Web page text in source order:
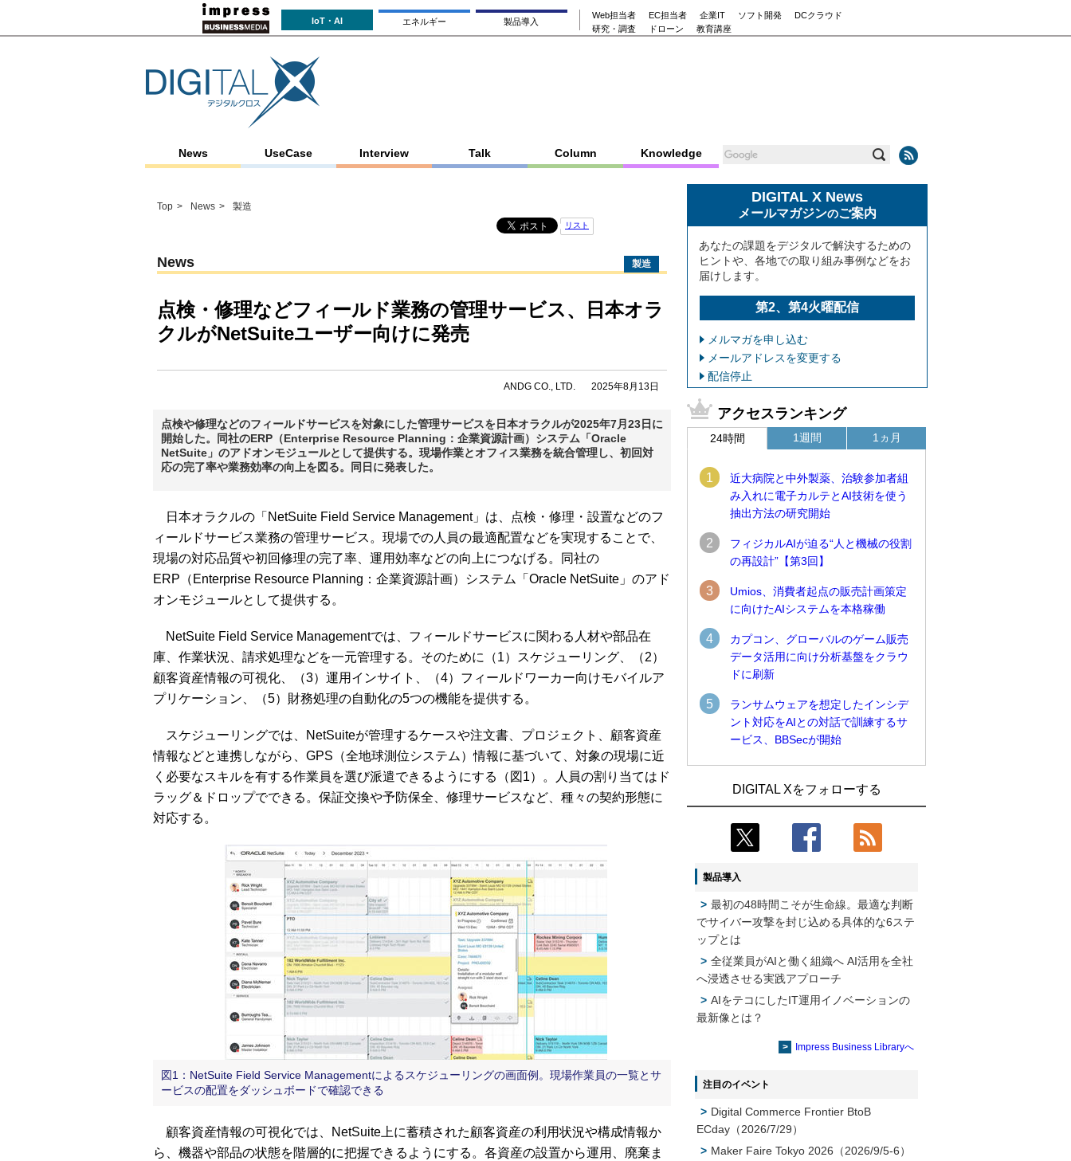
IoT・AI エネルギー 製品導入
Web担当者 EC担当者 企業IT ソフト開発
DCクラウド
研究・調査
ドローン 教育講座
News UseCase Interview Talk Column Knowledge
Top News 製造
リスト
News 製造
点検・修理などフィールド業務の管理サービス、日本オラ
クルがNetSuiteユーザー向けに発売
ANDG CO., LTD. 2025年8月13日
点検や修理などのフィールドサービスを対象にした管理サービスを日本オラクルが2025年7月23日に
開始した。同社のERP（Enterprise Resource Planning：企業資源計画）システム「Oracle
NetSuite」のアドオンモジュールとして提供する。現場作業とオフィス業務を統合管理し、初回対
応の完了率や業務効率の向上を図る。同日に発表した。
日本オラクルの「NetSuite Field Service Management」は、点検・修理・設置などのフ
ィールドサービス業務の管理サービス。現場での人員の最適配置などを実現することで、
現場の対応品質や初回修理の完了率、運用効率などの向上につなげる。同社の
ERP（Enterprise Resource Planning：企業資源計画）システム「Oracle NetSuite」のアド
オンモジュールとして提供する。
NetSuite Field Service Managementでは、フィールドサービスに関わる人材や部品在
庫、作業状況、請求処理などを一元管理する。そのために（1）スケジューリング、（2）
顧客資産情報の可視化、（3）運用インサイト、（4）フィールドワーカー向けモバイルア
プリケーション、（5）財務処理の自動化の5つの機能を提供する。
スケジューリングでは、NetSuiteが管理するケースや注文書、プロジェクト、顧客資産
情報などと連携しながら、GPS（全地球測位システム）情報に基づいて、対象の現場に近
く必要なスキルを有する作業員を選び派遣できるようにする（図1）。人員の割り当てはド
ラッグ＆ドロップでできる。保証交換や予防保全、修理サービスなど、種々の契約形態に
対応する。
図1：NetSuite Field Service Managementによるスケジューリングの画面例。現場作業員の一覧とサ
ービスの配置をダッシュボードで確認できる
顧客資産情報の可視化では、NetSuite上に蓄積された顧客資産の利用状況や構成情報か
ら、機器や部品の状態を階層的に把握できるようにする。各資産の設置から運用、廃棄ま
DIGITAL X News
メールマガジンのご案内
あなたの課題をデジタルで解決するための
ヒントや、各地での取り組み事例などをお
届けします。
第2、第4火曜配信
メルマガを申し込む
メールアドレスを変更する
配信停止
アクセスランキング
24時間
1
近大病院と中外製薬、治験参加者組
み入れに電子カルテとAI技術を使う
抽出方法の研究開始
2
フィジカルAIが迫る“人と機械の役割
の再設計”【第3回】
3
Umios、消費者起点の販売計画策定
に向けたAIシステムを本格稼働
4
カプコン、グローバルのゲーム販売
データ活用に向け分析基盤をクラウ
ドに刷新
5
ランサムウェアを想定したインシデ
ント対応をAIとの対話で訓練するサ
ービス、BBSecが開始
1週間
けたAIシステムを本格稼働
近大病院と中外製薬、治験参加者組み入
れに電子カルテとAI技術を使う抽出方法
3
歩行ロボット利用を検証
4
【COMPUTEX 2026：Arm編】チップ自
社製造で鍵を握る台湾サプライチェー
ン、英Armが連携を強調
製造業の現場の暗黙知を組織横断で活用
するためのナレッジ管理基盤、LIGHTzが
1ヵ月
仮想化技術を使う統合基盤を本格稼働
鹿島建設、鋼管柱へのコンクリート充填
時の異常を検出するAIを遠隔監視システ
3
めているのか【第25回】
4
製造業の現場の暗黙知を組織横断で活用
するためのナレッジ管理基盤、LIGHTzが
提供
Umios、消費者起点の販売計画策定に向
けたAIシステムを本格稼働
DIGITAL Xをフォローする
製品導入
最初の48時間こそが生命線。最適な判断
でサイバー攻撃を封じ込める具体的な6ステ
ップとは
全従業員がAIと働く組織へ AI活用を全社
へ浸透させる実践アプローチ
AIをテコにしたIT運用イノベーションの
最新像とは？
Impress Business Libraryへ
注目のイベント
Digital Commerce Frontier BtoB
ECday（2026/7/29）
Maker Faire Tokyo 2026（2026/9/5-6）